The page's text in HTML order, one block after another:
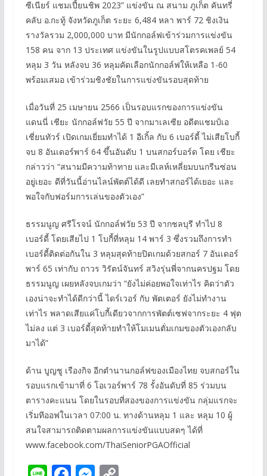
ซีเนียร์ แชมเปี้ยนชิพ 2023” แข่งขัน ณ สนาม ภูเก็ต คันทรี่
คลับ อ.กะทู้ จังหวัดภูเก็ต ระยะ 6,484 หลา พาร์ 72 ชิงเงิน
รางวัลรวม 2,000,000 บาท มีนักกอล์ฟเข้าร่วมการแข่งขัน
158 คน จาก 13 ประเทศ แข่งขันในรูปแบบสโตรคเพลย์ 54
หลุม 3 วัน หลังจบ 36 หลุมคัดเลือกนักกอล์ฟให้เหลือ 1-60
พร้อมเสมอ เข้าร่วมชิงชัยในการแข่งขันรอบสุดท้าย
เมื่อวันที่ 25 เมษายน 2566 เป็นรอบแรกของการแข่งขัน
แดนนี่ เชียะ นักกอล์ฟวัย 55 ปี จากมาเลเซีย อดีตแชมป์เอ
เชี่ยนทัวร์ เปิดเกมเยี่ยมทำได้ 1 อีเกิ้ล กับ 6 เบอร์ดี้ ไม่เสียโบกี้
จบ 8 อันเดอร์พาร์ 64 ขึ้นอันดับ 1 บนสกอร์บอร์ด โดย เชียะ
กล่าวว่า “สนามมีความท้าทาย และมีเลห์เหลี่ยมบนกรีนซ่อน
อยู่เยอะ ดีที่วันนี้อ่านไลน์พัตต์ได้ดี เลยทำสกอร์ได้เยอะ และ
พอใจกับฟอร์มการเล่นของตัวเอง”
ธรรมนูญ ศรีโรจน์ นักกอล์ฟวัย 53 ปี จากชลบุรี ทำไป 8
เบอร์ดี้ โดยเสียไป 1 โบกี้ที่หลุม 14 พาร์ 3 ซึ่งรวมถึงการทำ
เบอร์ดี้ติดต่อกันใน 3 หลุมสุดท้ายปิดเกมด้วยสกอร์ 7 อันเดอร์
พาร์ 65 เท่ากับ ถาวร วิรัตน์จันทร์ สวิงรุ่นพี่จากนครปฐม โดย
ธรรมนูญ เผยหลังจบเกมว่า “ยังไม่ค่อยพอใจเท่าไร คิดว่าตัว
เองน่าจะทำได้ดีกว่านี้ ไดร์เวอร์ กับ พัตเตอร์ ยังไม่ทำงาน
เท่าไร พลาดเสียแค่โบกี้เดียวจากการพัตต์เซฟจากระยะ 4 ฟุต
ไม่ลง แต่ 3 เบอร์ดี้สุดท้ายทำให้โมเมนตั่มเกมของตัวเองกลับ
มาได้”
ด้าน บูญชู เรืองกิจ อีกตำนานกอล์ฟของเมืองไทย จบสกอร์ใน
รอบแรกเข้ามาที่ 6 โอเวอร์พาร์ 78 รั้งอันดับที่ 85 ร่วมบน
ตารางคะแนน โดยในรอบที่สองของการแข่งขัน กลุ่มแรกจะ
เริ่มทีออฟในเวลา 07:00 น. ทางด้านหลุม 1 และ หลุม 10 ผู้
สนใจสามารถติดตามผลการแข่งขันแบบสดๆ ได้ที่
www.facebook.com/ThaiSeniorPGAOfficial